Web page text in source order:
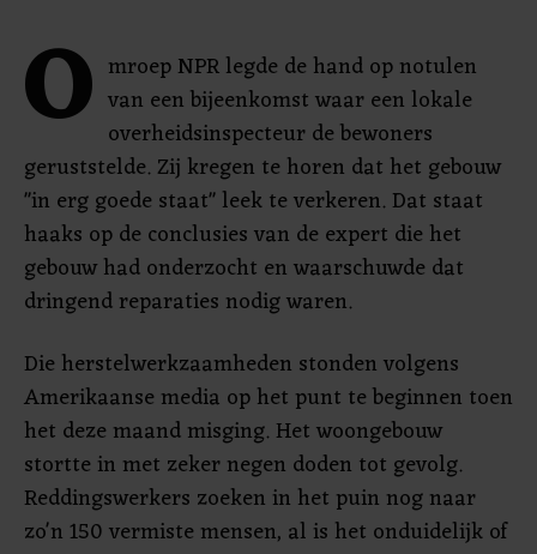
O mroep NPR legde de hand op notulen
van een bijeenkomst waar een lokale
overheidsinspecteur de bewoners
geruststelde. Zij kregen te horen dat het gebouw
"in erg goede staat" leek te verkeren. Dat staat
haaks op de conclusies van de expert die het
gebouw had onderzocht en waarschuwde dat
dringend reparaties nodig waren.
Die herstelwerkzaamheden stonden volgens
Amerikaanse media op het punt te beginnen toen
het deze maand misging. Het woongebouw
stortte in met zeker negen doden tot gevolg.
Reddingswerkers zoeken in het puin nog naar
zo'n 150 vermiste mensen, al is het onduidelijk of